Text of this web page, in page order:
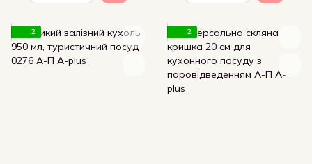
2 2